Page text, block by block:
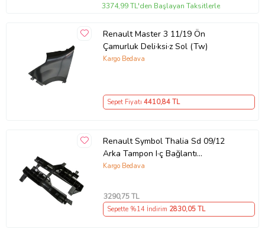
3374,99 TL'den Başlayan Taksitlerle
Renault Master 3 11/19 Ön
Çamurluk Deli·ksi·z Sol (Tw)
Kargo Bedava
Sepet Fiyatı 4410,84 TL
Renault Symbol Thalia Sd 09/12
Arka Tampon I·ç Bağlantı
Braketi·(takvi·ye)sağ/sol Set(2
Kargo Bedava
3290,75 TL
Sepette %14 İndirim 2830,05 TL